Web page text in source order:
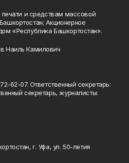
печати и средствам массовой
Акционерное
«Республика Башкортостан».
Наиль Камилович
62-07. Ответственный секретарь:
секретарь, журналисты:
г. Уфа, ул. 50-летия